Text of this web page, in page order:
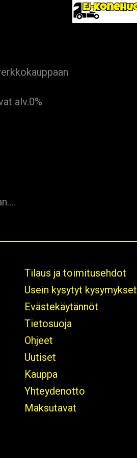
alv.0%
Tilaus ja toimitusehdot
Usein kysytyt kysymykset
Evästekäytännöt
Tietosuoja
Ohjeet
Uutiset
Kauppa
Yhteydenotto
Maksutavat